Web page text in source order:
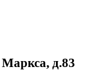
д.83